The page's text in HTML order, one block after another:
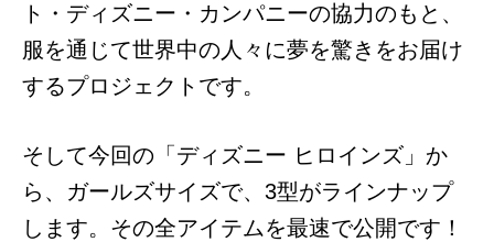
ト・ディズニー・カンパニーの協力のもと、
服を通じて世界中の人々に夢を驚きをお届け
するプロジェクトです。
そして今回の「ディズニー ヒロインズ」か
ら、ガールズサイズで、3型がラインナップ
します。 その全アイテムを最速で公開です！